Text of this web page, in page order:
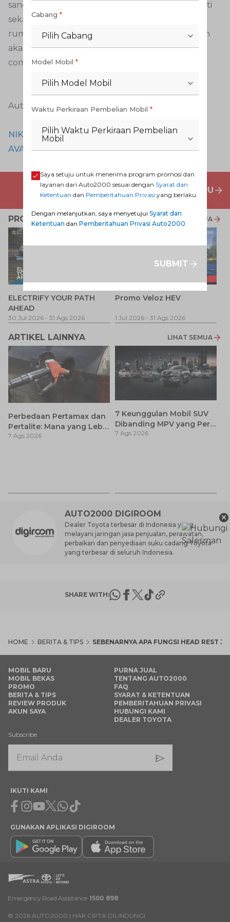
sangat pas dimanfaatkan di masa pandemi seperti
sekarang. Di mana mobilitas dan aktivitas di luar
rumah harus kita kurangi, sementara kebutuhan
akan mobil Toyota tetap terpenuhi dengan e-
commerce ini.
Auto2000 Digiroom
NIKMATI KENYAMANAN INTERIOR TOYOTA
AVANZADENGAN MEMILIKINYA DI AUTO2000
PENAWARAN MOBIL BARU
PROMO TERKAIT LIHAT SEMUA
ELECTRIFY YOUR PATH
AHEAD
30 Jul 2026 - 31 Ags 2026
Promo Veloz HEV
1 Jul 2026 - 31 Ags 2026
ARTIKEL LAINNYA LIHAT SEMUA
Perbedaan Pertamax dan
Pertalite: Mana yang Lebih
Baik untuk Mobil Toyota
7 Ags 2026
7 Keunggulan Mobil SUV
Dibanding MPV yang Perlu
Anda Ketahui
7 Ags 2026
AUTO2000 DIGIROOM
Dealer Toyota terbesar di Indonesia yang
melayani jaringan jasa penjualan, perawatan,
perbaikan dan penyediaan suku cadang Toyota
yang terbesar di seluruh Indonesia.
SHARE WITH:
HOME BERITA & TIPS SEBENARNYA APA FUNGSI HEAD REST
×
MOBIL BARU
MOBIL BEKAS
PROMO
BERITA & TIPS
REVIEW PRODUK
AKUN SAYA
PURNA JUAL
TENTANG AUTO2000
FAQ
SYARAT & KETENTUAN
PEMBERITAHUAN PRIVASI
HUBUNGI KAMI
DEALER TOYOTA
Subscribe
IKUTI KAMI
Facebook
Instagram
Youtube
X Whatsapp
Tiktok
GUNAKAN APLIKASI DIGIROOM
Emergency Road Assistance 1500 898
© 2026 AUTO2000 | HAK CIPTA DILINDUNGI
Cabang *
Pilih Cabang
Model Mobil *
Pilih Model Mobil
Waktu Perkiraan Pembelian Mobil *
Pilih Waktu Perkiraan Pembelian
Mobil
Saya setuju untuk menerima program promosi dan
layanan dari Auto2000 sesuai dengan Syarat dan
Ketentuan dan Pemberitahuan Privasi yang berlaku.
Dengan melanjutkan, saya menyetujui Syarat dan
Ketentuan dan Pemberitahuan Privasi Auto2000
SUBMIT